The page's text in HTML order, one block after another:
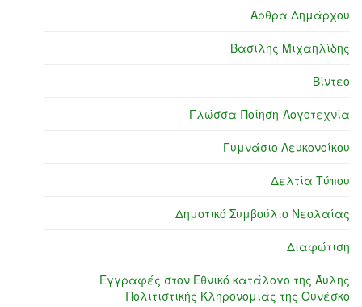
Άρθρα Δημάρχου
Βασίλης Μιχαηλίδης
Βίντεο
Γλώσσα-Ποίηση-Λογοτεχνία
Γυμνάσιο Λευκονοίκου
Δελτία Τύπου
Δημοτικό Συμβούλιο Νεολαίας
Διαφώτιση
Εγγραφές στον Εθνικό κατάλογο της Άυλης
Πολιτιστικής Κληρονομιάς της Ουνέσκο